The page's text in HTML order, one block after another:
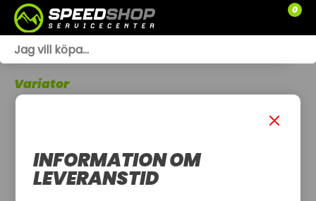
0
SLÄPVAGNAR
Variator
INFORMATION OM
LEVERANSTID